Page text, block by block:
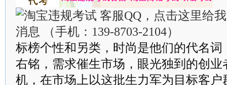
标榜个性和另类，时尚是他们的代名
右铭，需求催生市场，眼光独到的创
机，在市场上以这批生力军为目标客